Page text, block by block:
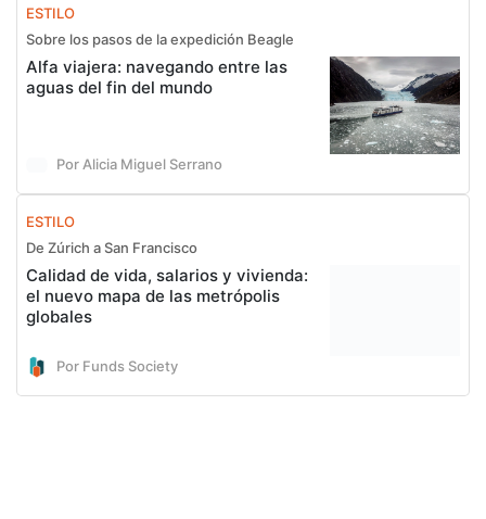
ESTILO
Sobre los pasos de la expedición Beagle
Alfa viajera: navegando entre las
aguas del fin del mundo
Por Alicia Miguel Serrano
ESTILO
De Zúrich a San Francisco
Calidad de vida, salarios y vivienda:
el nuevo mapa de las metrópolis
globales
Por Funds Society